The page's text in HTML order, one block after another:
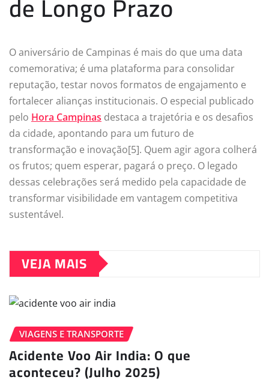
O aniversário de Campinas é mais do que uma data
comemorativa; é uma plataforma para consolidar
reputação, testar novos formatos de engajamento e
fortalecer alianças institucionais. O especial publicado
pelo Hora Campinas destaca a trajetória e os desafios
da cidade, apontando para um futuro de
transformação e inovação[5]. Quem agir agora colherá
os frutos; quem esperar, pagará o preço. O legado
dessas celebrações será medido pela capacidade de
transformar visibilidade em vantagem competitiva
sustentável.
VEJA MAIS
VIAGENS E TRANSPORTE
Acidente Voo Air India: O que
aconteceu? (Julho 2025)